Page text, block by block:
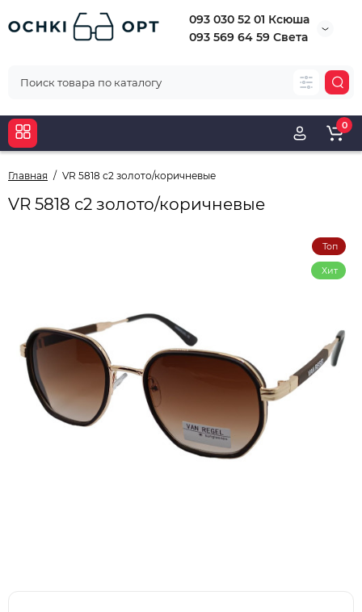
093 030 52 01 Ксюша
093 569 64 59 Света
0
Главная VR 5818 с2 золото/коричневые
VR 5818 с2 золото/коричневые
Топ
Хит